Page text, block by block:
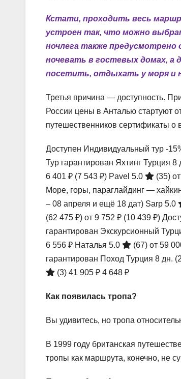
Кстати, проходить весь
устроен так, что можно
ночлега также
ночевать в гостевых домах,
посетить, отдыхать у моря и
Третья причина — доступность.
России цены в Анталью стартуют
путешественников сертификаты о
Доступен Индивидуальный тур -
Тур гарантирован Яхтинг Турция 8
6 401 ₽ (7 543 ₽) Pavel 5.0 (35)
Море, горы, параглайдинг —
– 08 апреля и ещё 18 дат) Sarp 5.0
(62 475 ₽) от 9 752 ₽ (10 439 ₽)
гарантирован Экскурсионный
6 556 ₽ Наталья 5.0 (67) от 59
гарантирован Поход Турция 8 дн.
(3) 41 905 ₽ 4 648 ₽
Как появилась тропа?
Вы удивитесь, но тропа
В 1999 году британская
тропы как маршрута, конечно, не